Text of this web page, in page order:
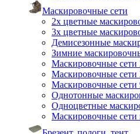
Маскировочные сети
2х цветные
3х цветные
Демисезонные
Зимние
Маскировочные сети
Маскировочные сети
Маскировочные сети
Однотонные
Одноцветные
Маскировочные